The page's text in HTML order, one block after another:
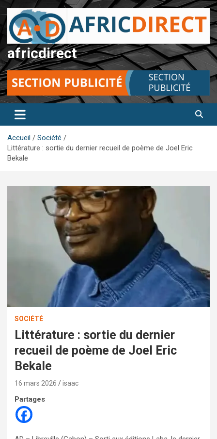
Aller
au
contenu
africdirect
Accueil
Société
Littérature : sortie du dernier recueil de poème de Joel Eric
Bekale
SOCIÉTÉ
Littérature : sortie du dernier
recueil de poème de Joel Eric
Bekale
16 mars 2026 isaac
Partages